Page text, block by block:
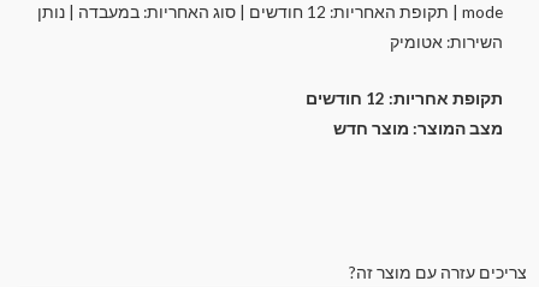
mode | תקופת האחריות: 12 חודשים | סוג האחריות: במעבדה | נותן
השירות: אטומיק
תקופת אחריות: 12 חודשים
מצב המוצר: מוצר חדש
צריכים עזרה עם מוצר זה?